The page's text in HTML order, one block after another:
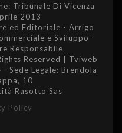
Tribunale Di Vicenza
2013
ed Editoriale - Arrigo
e Sviluppo -
Responsabile
Reserved | Tviweb
Sede Legale: Brendola
10
Rasotto Sas
Policy